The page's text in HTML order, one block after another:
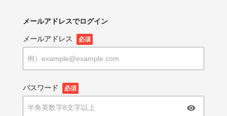
メールアドレスでログイン
メールアドレス 必須
パスワード 必須